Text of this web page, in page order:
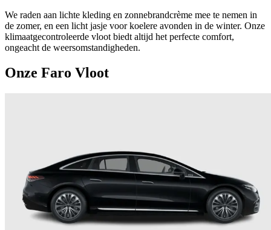
We raden aan lichte kleding en zonnebrandcrème mee te nemen in
de zomer, en een licht jasje voor koelere avonden in de winter. Onze
klimaatgecontroleerde vloot biedt altijd het perfecte comfort,
ongeacht de weersomstandigheden.
Onze Faro Vloot